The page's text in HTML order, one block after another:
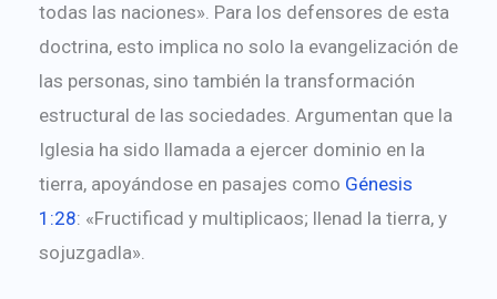
todas las naciones». Para los defensores de esta
doctrina, esto implica no solo la evangelización de
las personas, sino también la transformación
estructural de las sociedades. Argumentan que la
Iglesia ha sido llamada a ejercer dominio en la
tierra, apoyándose en pasajes como Génesis
1:28: «Fructificad y multiplicaos; llenad la tierra, y
sojuzgadla».